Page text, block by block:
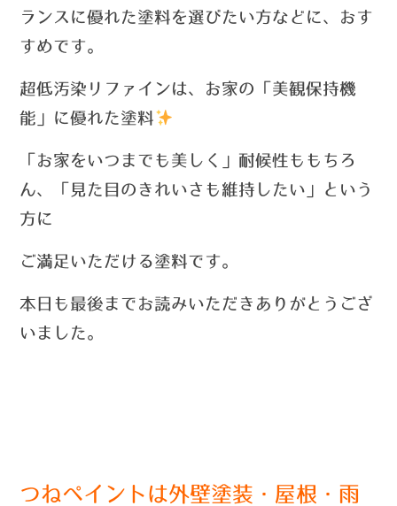
ランスに優れた塗料を選びたい方などに、おす
すめです。
超低汚染リファインは、お家の「美観保持機
能」に優れた塗料
「お家をいつまでも美しく」耐候性ももちろ
ん、「見た目のきれいさも維持したい」という
方に
ご満足いただける塗料です。
本日も最後までお読みいただきありがとうござ
いました。
つねペイントは外壁塗装・屋根・雨